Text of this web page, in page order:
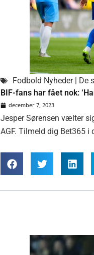
Fodbold Nyheder | De
BIF-fans har fået nok:
december 7, 2023
Jesper Sørensen vælter
AGF. Tilmeld dig Bet365 i